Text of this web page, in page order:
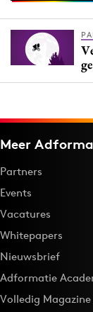
Meer
Partners
Events
Vacatures
Whitepapers
Nieuwsbrief
Adformatie
Volledig